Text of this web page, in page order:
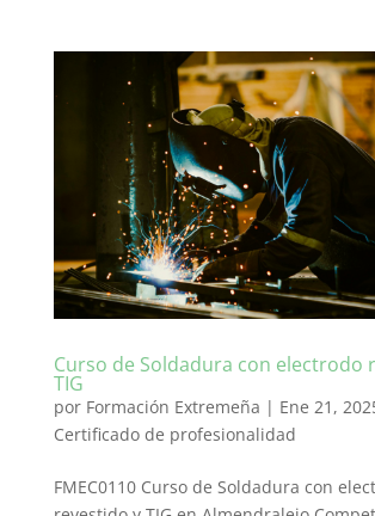
Curso de Soldadura con electrodo
TIG
por Formación Extremeña | Ene 21,
Certificado de profesionalidad
FMEC0110 Curso de Soldadura con